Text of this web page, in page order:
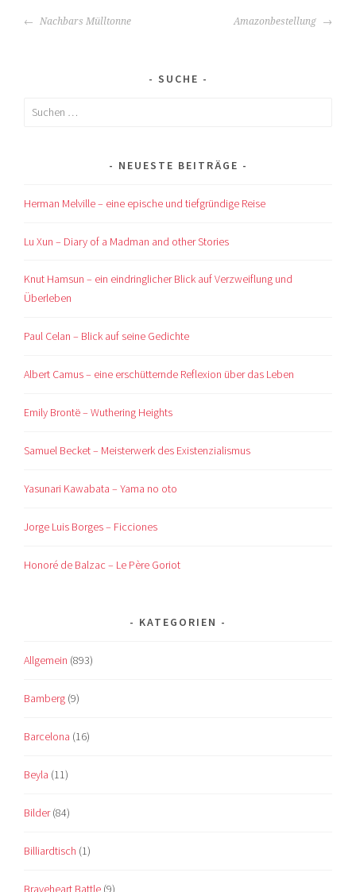
BEITRAGS-
Nachbars Mülltonne Amazonbestellung
SUCHE
Suchen
NEUESTE BEITRÄGE
Herman Melville – eine epische und tiefgründige Reise
Lu Xun – Diary of a Madman and other Stories
Knut Hamsun – ein eindringlicher Blick auf Verzweiflung und
Überleben
Paul Celan – Blick auf seine Gedichte
Albert Camus – eine erschütternde Reflexion über das Leben
Emily Brontë – Wuthering Heights
Samuel Becket – Meisterwerk des Existenzialismus
Yasunari Kawabata – Yama no oto
Jorge Luis Borges – Ficciones
Honoré de Balzac – Le Père Goriot
KATEGORIEN
Allgemein (893)
Bamberg (9)
Barcelona (16)
Beyla (11)
Bilder(84)
Billiardtisch (1)
Braveheart Battle (9)